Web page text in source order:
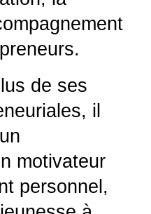
de ses
il
motivateur
personnel,